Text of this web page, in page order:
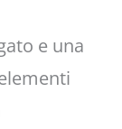
e una